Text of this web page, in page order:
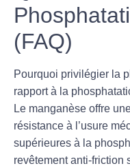
(FAQ)
Pourquoi privilégier la
rapport à la
Le manganèse offre
résistance à l’usure
supérieures à la
revêtement anti-friction